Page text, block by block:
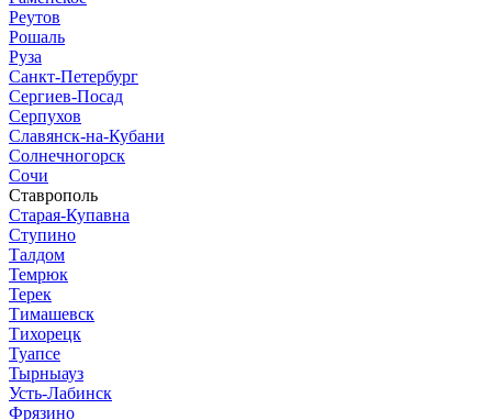
Реутов
Рошаль
Руза
Санкт-Петербург
Сергиев-Посад
Серпухов
Славянск-на-Кубани
Солнечногорск
Сочи
Ставрополь
Старая-Купавна
Ступино
Талдом
Темрюк
Терек
Тимашевск
Тихорецк
Туапсе
Тырныауз
Усть-Лабинск
Фрязино